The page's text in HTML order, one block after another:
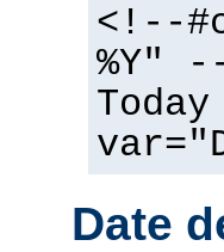
<!--
%Y"
Date